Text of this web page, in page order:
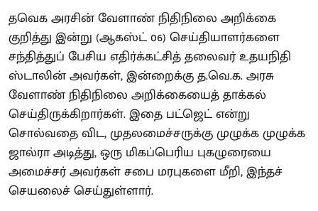
தவெக அரசின் வேளாண் நிதிநிலை அறிக்கை
குறித்து இன்று (ஆகஸ்ட் 06) செய்தியாளர்களை
சந்தித்துப் பேசிய எதிர்க்கட்சித் தலைவர் உதயநிதி
ஸ்டாலின் அவர்கள், இன்றைக்கு த.வெ.க. அரசு
வேளாண் நிதிநிலை அறிக்கையைத் தாக்கல்
செய்திருக்கிறார்கள். இதை பட்ஜெட் என்று
சொல்வதை விட, முதலமைச்சருக்கு முழுக்க முழுக்க
ஜால்ரா அடித்து, ஒரு மிகப்பெரிய புகழுரையை
அமைச்சர் அவர்கள் சபை மரபுகளை மீறி, இந்தச்
செயலைச் செய்துள்ளார்.